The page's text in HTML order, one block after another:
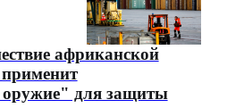
африканской
оружие" для защиты